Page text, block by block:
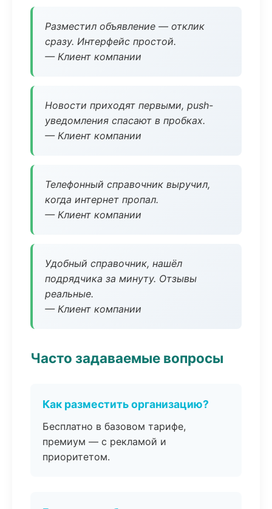
Разместил объявление — отклик
сразу. Интерфейс простой.
— Клиент компании
Новости приходят первыми, push-
уведомления спасают в пробках.
— Клиент компании
Телефонный справочник выручил,
когда интернет пропал.
— Клиент компании
Удобный справочник, нашёл
подрядчика за минуту. Отзывы
реальные.
— Клиент компании
Часто задаваемые вопросы
Как разместить организацию?
Бесплатно в базовом тарифе,
премиум — с рекламой и
приоритетом.